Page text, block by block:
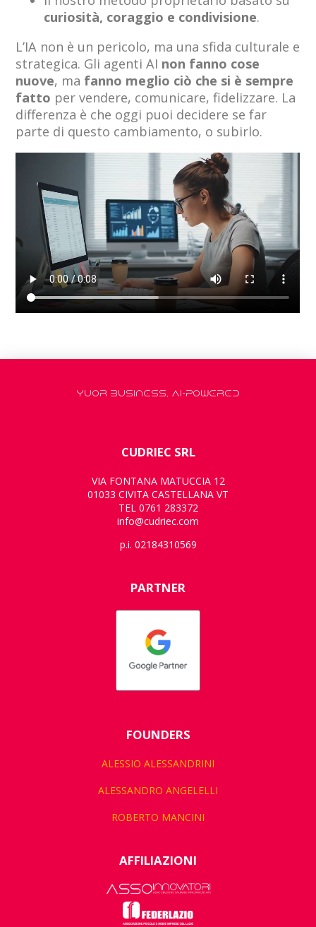
curiosità, coraggio e condivisione.
L’IA non è un pericolo, ma una sfida culturale e
strategica. Gli agenti AI non fanno cose
nuove, ma fanno meglio ciò che si è sempre
fatto per vendere, comunicare, fidelizzare. La
differenza è che oggi puoi decidere se far
parte di questo cambiamento, o subirlo.
YUOR BUSINESS, AI-POWERED
CUDRIEC SRL
VIA FONTANA MATUCCIA 12
01033 CIVITA CASTELLANA VT
TEL 0761 283372
info@cudriec.com
p.i. 02184310569
PARTNER
FOUNDERS
ALESSIO ALESSANDRINI
ALESSANDRO ANGELELLI
ROBERTO MANCINI
AFFILIAZIONI